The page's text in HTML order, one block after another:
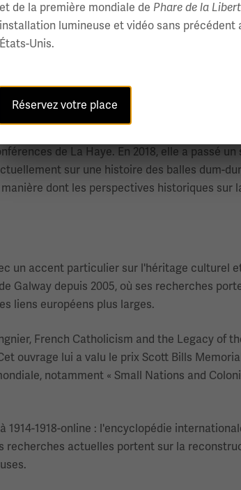
de la neutralité et sur le rôle des petits
The Netherlands in the First World War,
Conferences in International Politics
livre, coécrit avec le professeur Ismee
Norman Tomlinson du meilleur livre sur
New Zealand : l'une en 2004 pour ses
de La Haye. En 2018, elle a passé
sur une histoire des balles dum-
dont les perspectives historiques
un accent particulier sur l'héritage culturel
Galway depuis 2005, où ses recherches
liens européens plus larges.
French Catholicism and the Legacy of
ouvrage lui a valu le prix Scott Bills
notamment « Small Nations and
1918-online : l'encyclopédie
recherches actuelles portent sur la
et de la première mondiale de Phare de la
installation lumineuse et vidéo sans précédent
États-Unis.
Réservez votre place